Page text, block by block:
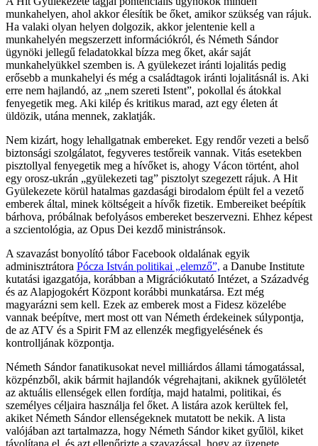
munkahelyen, ahol akkor élesítik be őket, amikor szükség van rájuk.
Ha valaki olyan helyen dolgozik, akkor jelentenie kell a
munkahelyén megszerzett információkról, és Németh Sándor
ügynöki jellegű feladatokkal bízza meg őket, akár saját
munkahelyükkel szemben is. A gyülekezet iránti lojalitás pedig
erősebb a munkahelyi és még a családtagok iránti lojalitásnál is. Aki
erre nem hajlandó, az „nem szereti Istent”, pokollal és átokkal
fenyegetik meg. Aki kilép és kritikus marad, azt egy életen át
üldözik, utána mennek, zaklatják.
Nem kizárt, hogy lehallgatnak embereket. Egy rendőr vezeti a belső
biztonsági szolgálatot, fegyveres testőreik vannak. Vitás esetekben
pisztollyal fenyegetik meg a hívőket is, ahogy Vácon történt, ahol
egy orosz-ukrán „gyülekezeti tag” pisztolyt szegezett rájuk. A Hit
Gyülekezete körül hatalmas gazdasági birodalom épült fel a vezető
emberek által, minek költségeit a hívők fizetik. Embereiket beépítik
bárhova, próbálnak befolyásos embereket beszervezni. Ehhez képest
a szcientológia, az Opus Dei kezdő ministránsok.
A szavazást bonyolító tábor Facebook oldalának egyik
adminisztrátora Pócza István politikai „elemző”, a Danube Institute
kutatási igazgatója, korábban a Migrációkutató Intézet, a Századvég
és az Alapjogokért Központ korábbi munkatársa. Ezt még
magyarázni sem kell. Ezek az emberek most a Fidesz közelébe
vannak beépítve, mert most ott van Németh érdekeinek súlypontja,
de az ATV és a Spirit FM az ellenzék megfigyelésének és
kontrolljának központja.
Németh Sándor fanatikusokat nevel milliárdos állami támogatással,
közpénzből, akik bármit hajlandók végrehajtani, akiknek gyűlöletét
az aktuális ellenségek ellen fordítja, majd hatalmi, politikai, és
személyes céljaira használja fel őket. A listára azok kerültek fel,
akiket Németh Sándor ellenségeknek mutatott be nekik. A lista
valójában azt tartalmazza, hogy Németh Sándor kiket gyűlöl, kiket
távolítana el, és azt ellenőrizte a szavazással, hogy az üzenete